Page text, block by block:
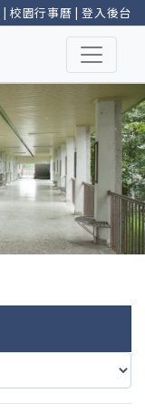
| 校園行事曆 |登入後台